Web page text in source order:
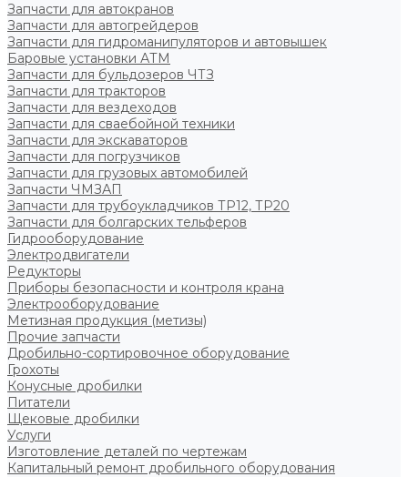
Запчасти для автокранов
Запчасти для автогрейдеров
Запчасти для гидроманипуляторов и автовышек
Баровые установки АТМ
Запчасти для бульдозеров ЧТЗ
Запчасти для тракторов
Запчасти для вездеходов
Запчасти для сваебойной техники
Запчасти для экскаваторов
Запчасти для погрузчиков
Запчасти для грузовых автомобилей
Запчасти ЧМЗАП
Запчасти для трубоукладчиков ТР12, ТР20
Запчасти для болгарских тельферов
Гидрооборудование
Электродвигатели
Редукторы
Приборы безопасности и контроля крана
Электрооборудование
Метизная продукция (метизы)
Прочие запчасти
Дробильно-сортировочное оборудование
Грохоты
Конусные дробилки
Питатели
Щековые дробилки
Услуги
Изготовление деталей по чертежам
Капитальный ремонт дробильного оборудования